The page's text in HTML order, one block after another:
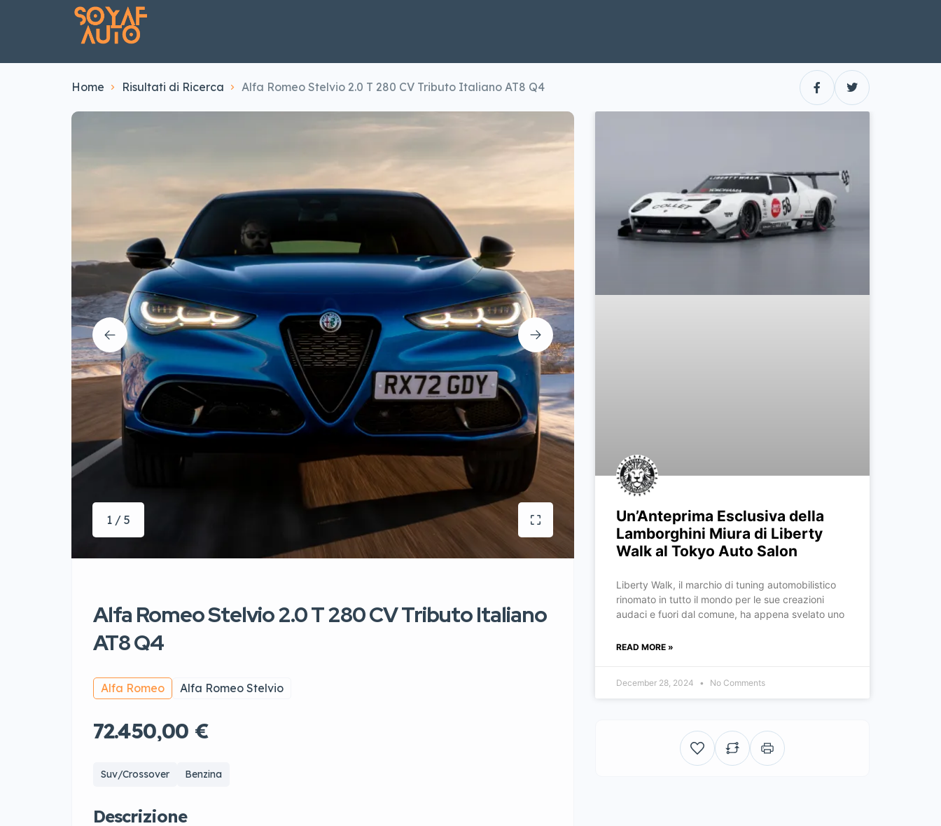
Home Risultati di Ricerca Alfa Romeo Stelvio 2.0 T 280 CV Tributo Italiano AT8 Q4
1 / 5
Alfa Romeo Stelvio 2.0 T 280 CV Tributo Italiano
AT8 Q4
Alfa Romeo Alfa Romeo Stelvio
72.450,00 €
Suv/Crossover Benzina
Descrizione
Un’Anteprima Esclusiva della
Lamborghini Miura di Liberty
Walk al Tokyo Auto Salon
Liberty Walk, il marchio di tuning automobilistico
rinomato in tutto il mondo per le sue creazioni
audaci e fuori dal comune, ha appena svelato uno
READ MORE »
December 28, 2024 No Comments